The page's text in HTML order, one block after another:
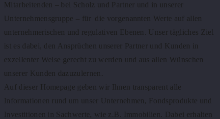
Mitarbeitenden – bei Scholz und Partner und in unserer
Unternehmensgruppe – für die vorgenannten Werte auf allen
unternehmerischen und regulativen Ebenen. Unser tägliches Ziel
ist es dabei, den Ansprüchen unserer Partner und Kunden in
exzellenter Weise gerecht zu werden und aus allen Wünschen
unserer Kunden dazuzulernen.
Auf dieser Homepage geben wir Ihnen transparent alle
Informationen rund um unser Unternehmen, Fondsprodukte und
Investitionen in Sachwerte, wie z.B. Immobilien. Dabei erhalten